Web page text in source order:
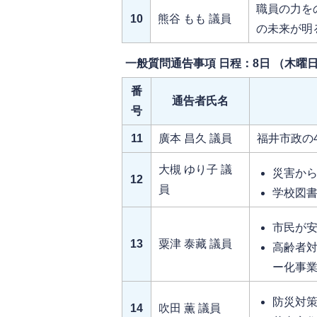
10 熊谷 もも 議員
職員の力を
の未来が明
一般質問通告事項 日程：8日 （木曜
番
号
通告者氏名
11 廣本 昌久 議員 福井市政の
12
大槻 ゆり子 議
員
災害か
学校図
13 粟津 泰藏 議員
市民が
高齢者
ー化事
14 吹田 薫 議員
防災対